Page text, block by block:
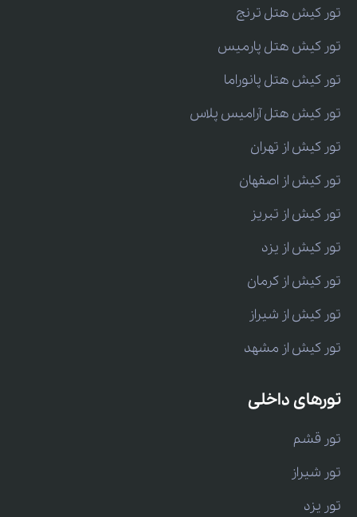
تور کیش هتل ترنج
تور کیش هتل پارمیس
تور کیش هتل پانوراما
تور کیش هتل آرامیس پلاس
تور کیش از تهران
تور کیش از اصفهان
تور کیش از تبریز
تور کیش از یزد
تور کیش از کرمان
تور کیش از شیراز
تور کیش از مشهد
تورهای داخلی
تور قشم
تور شیراز
تور یزد